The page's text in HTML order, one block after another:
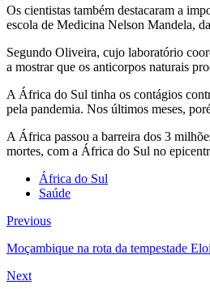
Os cientistas também destacaram a
escola de Medicina Nelson Mandela,
Segundo Oliveira, cujo laboratório
a mostrar que os anticorpos naturais
A África do Sul tinha os contágios
pela pandemia. Nos últimos meses,
A África passou a barreira dos 3
mortes, com a África do Sul no
África do Sul
Saúde
Previous
Moçambique na rota da tempestade
Next